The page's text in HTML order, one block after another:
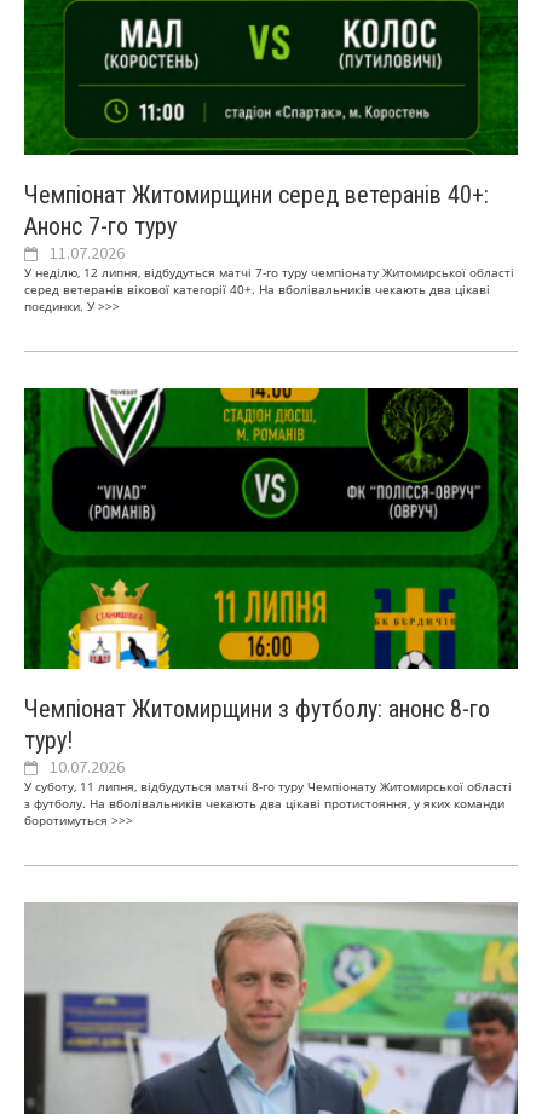
Чемпіонат Житомирщини серед ветеранів 40+:
Анонс 7-го туру
11.07.2026
У неділю, 12 липня, відбудуться матчі 7-го туру чемпіонату Житомирської області
серед ветеранів вікової категорії 40+. На вболівальників чекають два цікаві
поєдинки. У >>>
Чемпіонат Житомирщини з футболу: анонс 8-го
туру!
10.07.2026
У суботу, 11 липня, відбудуться матчі 8-го туру Чемпіонату Житомирської області
з футболу. На вболівальників чекають два цікаві протистояння, у яких команди
боротимуться >>>